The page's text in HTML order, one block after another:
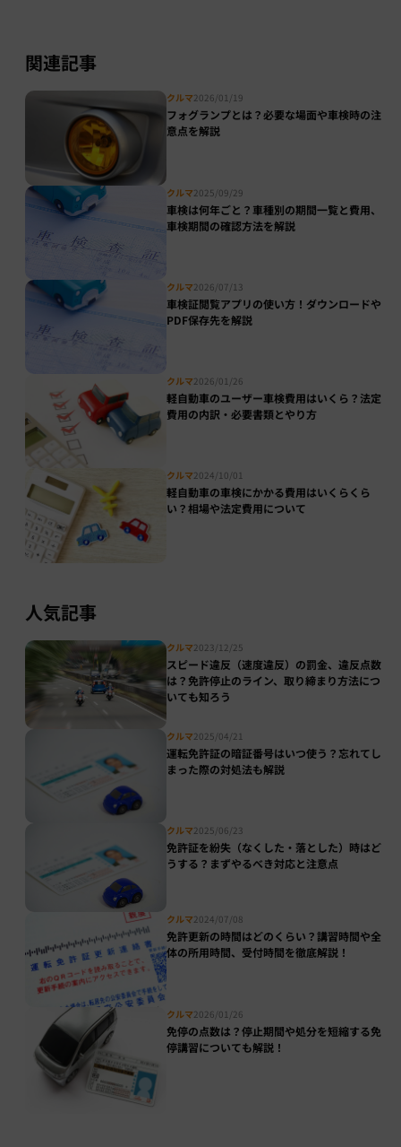
関連記事
クルマ2026/01/19
フォグランプとは？必要な場面や車検時の注
意点を解説
クルマ2025/09/29
車検は何年ごと？車種別の期間一覧と費用、
車検期間の確認方法を解説
クルマ2026/07/13
車検証閲覧アプリの使い方！ダウンロードや
PDF保存先を解説
クルマ2026/01/26
軽自動車のユーザー車検費用はいくら？法定
費用の内訳・必要書類とやり方
クルマ2024/10/01
軽自動車の車検にかかる費用はいくらくら
い？相場や法定費用について
人気記事
クルマ2023/12/25
スピード違反（速度違反）の罰金、違反点数
は？免許停止のライン、取り締まり方法につ
いても知ろう
クルマ2025/04/21
運転免許証の暗証番号はいつ使う？忘れてし
まった際の対処法も解説
クルマ2025/06/23
免許証を紛失（なくした・落とした）時はど
うする？まずやるべき対応と注意点
クルマ2024/07/08
免許更新の時間はどのくらい？講習時間や全
体の所用時間、受付時間を徹底解説！
クルマ2026/01/26
免停の点数は？停止期間や処分を短縮する免
停講習についても解説！